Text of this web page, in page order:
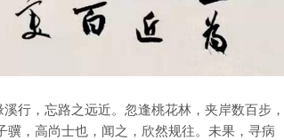
，忘路之远近。忽逢桃花林，夹岸数百步，
，高尚士也，闻之，欣然规往。未果，寻病